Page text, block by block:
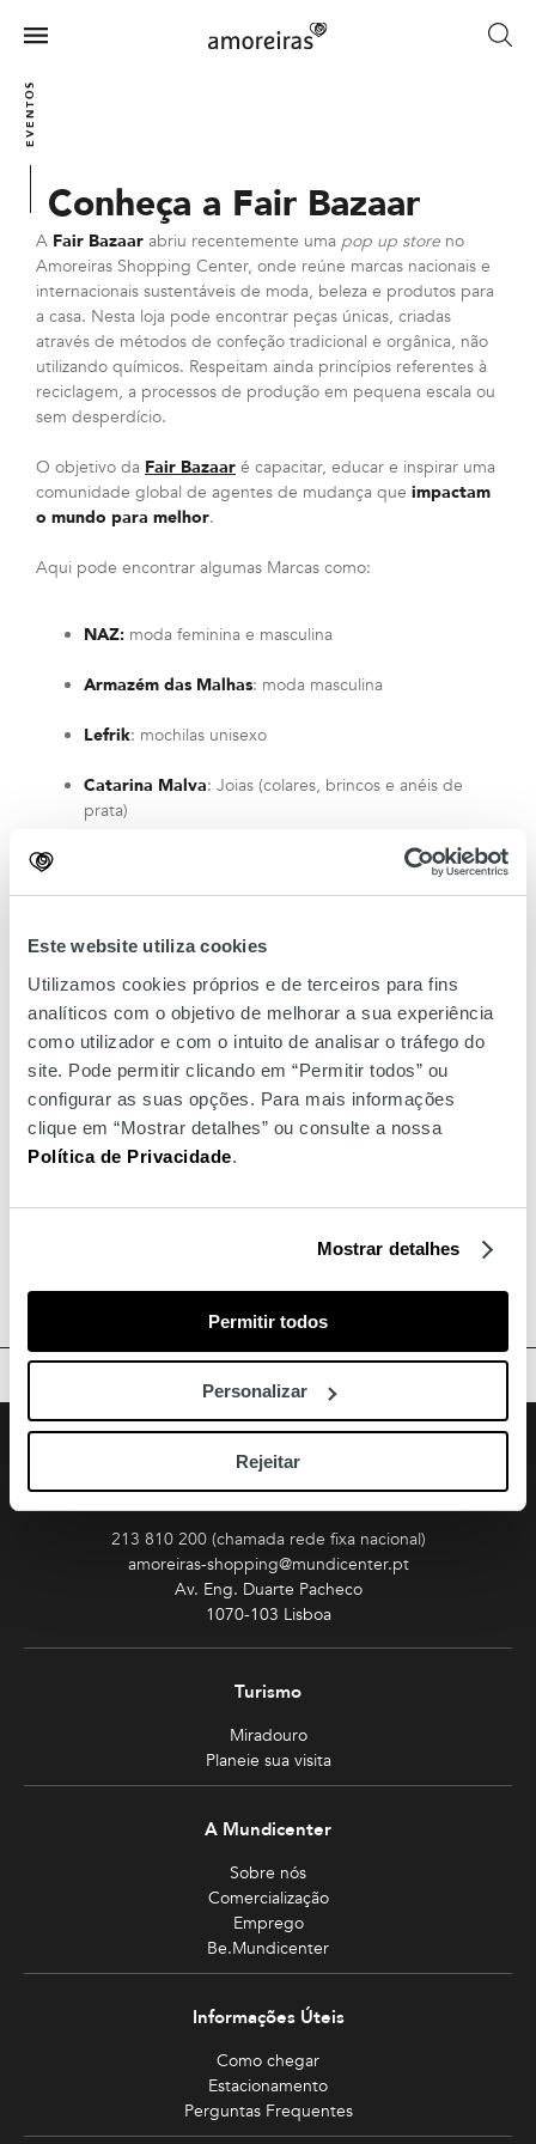
Este website utiliza cookies
Utilizamos cookies próprios e de terceiros para fins
analíticos com o objetivo de melhorar a sua experiência
como utilizador e com o intuito de analisar o tráfego do
site. Pode permitir clicando em “Permitir todos” ou
configurar as suas opções. Para mais informações
clique em “Mostrar detalhes” ou consulte a nossa
Política de Privacidade.
Mostrar detalhes
Permitir todos
Personalizar
Rejeitar
mainMenu
EVENTOS
Conheça a Fair Bazaar
A Fair Bazaar abriu recentemente uma pop up store no
Amoreiras Shopping Center, onde reúne marcas nacionais e
internacionais sustentáveis de moda, beleza e produtos para
a casa. Nesta loja pode encontrar peças únicas, criadas
através de métodos de confeção tradicional e orgânica, não
utilizando químicos. Respeitam ainda princípios referentes à
reciclagem, a processos de produção em pequena escala ou
sem desperdício.
O objetivo da Fair Bazaar é capacitar, educar e inspirar uma
comunidade global de agentes de mudança que impactam
o mundo para melhor.
Aqui pode encontrar algumas Marcas como:
NAZ: moda feminina e masculina
Armazém das Malhas: moda masculina
Lefrik: mochilas unisexo
Catarina Malva: Joias (colares, brincos e anéis de
prata)
Torne as suas compras mais conscientes!
Siga-nos FacebookInstagramYoutube
Amoreiras
213 810 200 (chamada rede fixa nacional)
amoreiras-shopping@mundicenter.pt
Av. Eng. Duarte Pacheco
1070-103 Lisboa
Turismo
Miradouro
Planeie sua visita
A Mundicenter
Sobre nós
Comercialização
Emprego
Be.Mundicenter
Informações Úteis
Como chegar
Estacionamento
Perguntas Frequentes